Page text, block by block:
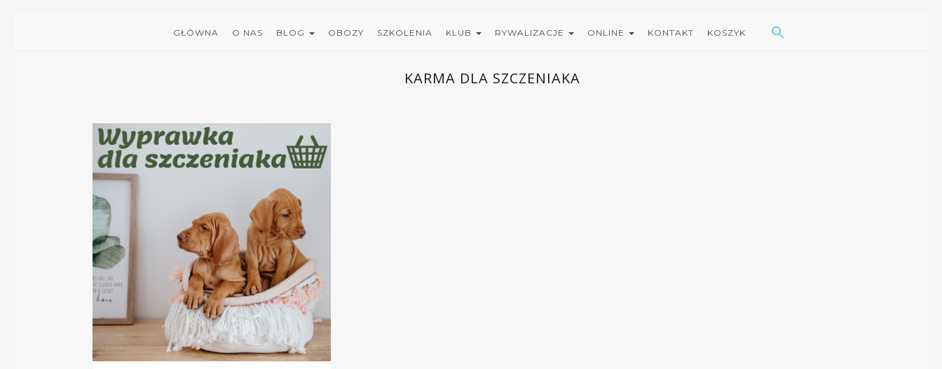
GŁÓWNA O NAS BLOG OBOZY SZKOLENIA KLUB RYWALIZACJE ONLINE KONTAKT KOSZYK
Search
for:
KARMA DLA SZCZENIAKA